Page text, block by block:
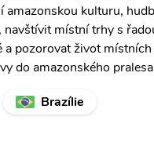
amazonskou kulturu,
místní trhy s
a pozorovat život
do amazonského
Brazílie